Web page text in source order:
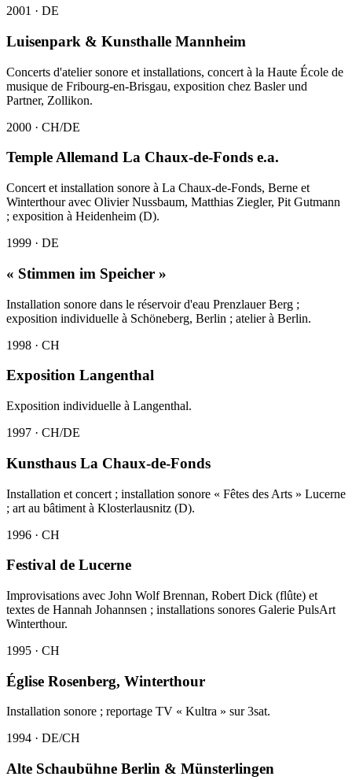
2001 · DE
Luisenpark & Kunsthalle Mannheim
Concerts d'atelier sonore et installations, concert à la Haute École de
musique de Fribourg-en-Brisgau, exposition chez Basler und
Partner, Zollikon.
2000 · CH/DE
Temple Allemand La Chaux-de-Fonds e.a.
Concert et installation sonore à La Chaux-de-Fonds, Berne et
Winterthour avec Olivier Nussbaum, Matthias Ziegler, Pit Gutmann
; exposition à Heidenheim (D).
1999 · DE
« Stimmen im Speicher »
Installation sonore dans le réservoir d'eau Prenzlauer Berg ;
exposition individuelle à Schöneberg, Berlin ; atelier à Berlin.
1998 · CH
Exposition Langenthal
Exposition individuelle à Langenthal.
1997 · CH/DE
Kunsthaus La Chaux-de-Fonds
Installation et concert ; installation sonore « Fêtes des Arts » Lucerne
; art au bâtiment à Klosterlausnitz (D).
1996 · CH
Festival de Lucerne
Improvisations avec John Wolf Brennan, Robert Dick (flûte) et
textes de Hannah Johannsen ; installations sonores Galerie PulsArt
Winterthour.
1995 · CH
Église Rosenberg, Winterthour
Installation sonore ; reportage TV « Kultra » sur 3sat.
1994 · DE/CH
Alte Schaubühne Berlin & Münsterlingen